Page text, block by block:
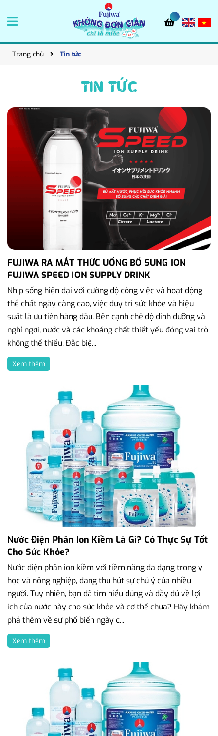
Trang chủ Tin tức
TIN TỨC
FUJIWA RA MẮT THỨC UỐNG BỔ SUNG ION
FUJIWA SPEED ION SUPPLY DRINK
Nhịp sống hiện đại với cường độ công việc và hoạt động
thể chất ngày càng cao, việc duy trì sức khỏe và hiệu
suất là ưu tiên hàng đầu. Bên cạnh chế độ dinh dưỡng và
nghỉ ngơi, nước và các khoáng chất thiết yếu đóng vai trò
không thể thiếu. Đặc biệ...
Xem thêm
Nước Điện Phân Ion Kiềm Là Gì? Có Thực Sự Tốt
Cho Sức Khỏe?
Nước điện phân ion kiềm với tiềm năng đa dạng trong y
học và nông nghiệp, đang thu hút sự chú ý của nhiều
người. Tuy nhiên, bạn đã tìm hiểu đúng và đầy đủ về lợi
ích của nước này cho sức khỏe và cơ thể chưa? Hãy khám
phá thêm về sự phổ biến ngày c...
Xem thêm